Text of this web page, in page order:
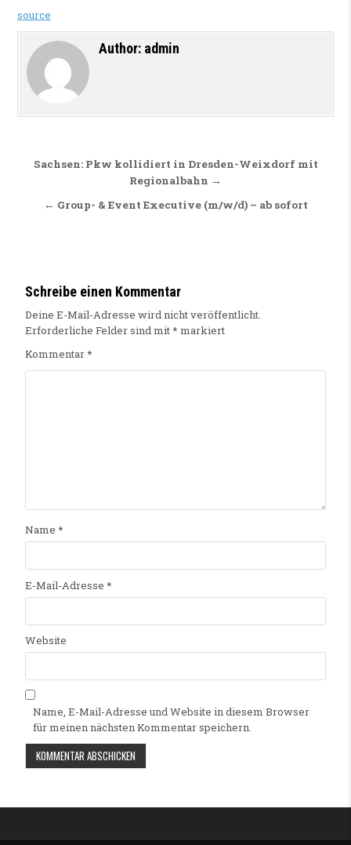
source
Author: admin
Beitragsnavigation
Sachsen: Pkw kollidiert in Dresden-Weixdorf mit
Regionalbahn →
← Group- & Event Executive (m/w/d) – ab sofort
Schreibe einen Kommentar
Deine E-Mail-Adresse wird nicht veröffentlicht.
Erforderliche Felder sind mit* markiert
Kommentar*
Name *
E-Mail-Adresse *
Website
Name, E-Mail-Adresse und Website in diesem Browser
für meinen nächsten Kommentar speichern.